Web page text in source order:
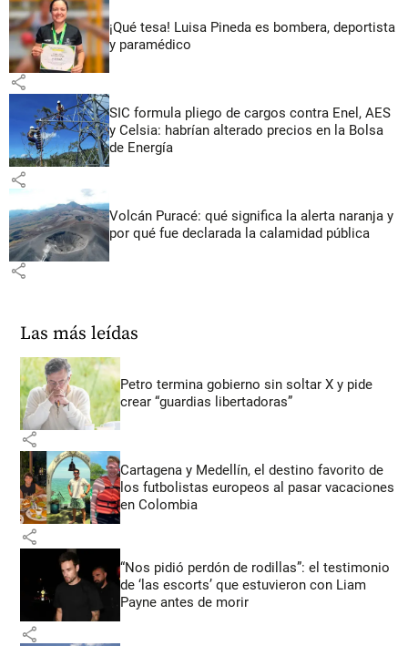
¡Qué tesa! Luisa Pineda es bombera, deportista
y paramédico
share
SIC formula pliego de cargos contra Enel, AES
y Celsia: habrían alterado precios en la Bolsa
de Energía
share
Volcán Puracé: qué significa la alerta naranja y
por qué fue declarada la calamidad pública
share
Las más leídas
Petro termina gobierno sin soltar X y pide
crear “guardias libertadoras”
share
Cartagena y Medellín, el destino favorito de
los futbolistas europeos al pasar vacaciones
en Colombia
share
“Nos pidió perdón de rodillas”: el testimonio
de ‘las escorts’ que estuvieron con Liam
Payne antes de morir
share